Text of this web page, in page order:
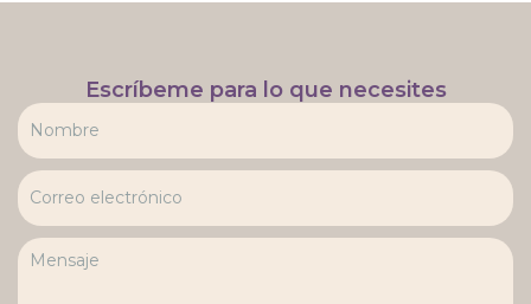
Escríbeme para lo que necesites